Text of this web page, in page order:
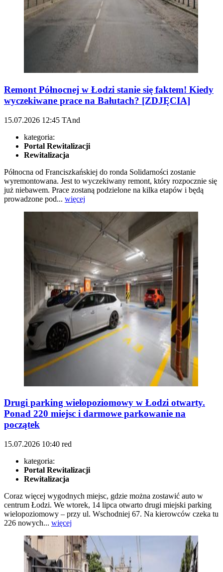
Remont Północnej w Łodzi stanie się faktem! Kiedy
wyczekiwane prace na Bałutach? [ZDJĘCIA]
15.07.2026 12:45 TAnd
kategoria:
Portal Rewitalizacji
Rewitalizacja
Północna od Franciszkańskiej do ronda Solidarności zostanie
wyremontowana. Jest to wyczekiwany remont, który rozpocznie się
już niebawem. Prace zostaną podzielone na kilka etapów i będą
prowadzone pod... więcej
Drugi parking wielopoziomowy w Łodzi otwarty.
Ponad 220 miejsc i darmowe parkowanie na
początek
15.07.2026 10:40 red
kategoria:
Portal Rewitalizacji
Rewitalizacja
Coraz więcej wygodnych miejsc, gdzie można zostawić auto w
centrum Łodzi. We wtorek, 14 lipca otwarto drugi miejski parking
wielopoziomowy – przy ul. Wschodniej 67. Na kierowców czeka tu
226 nowych... więcej